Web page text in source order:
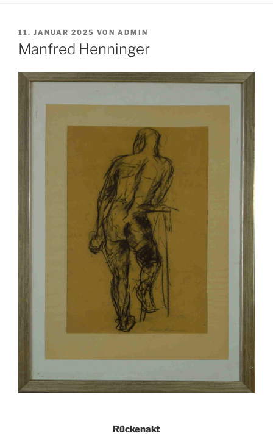
VERÖFFENTLICHT
AM
11. JANUAR 2025 VON ADMIN
Manfred Henninger
Rückenakt